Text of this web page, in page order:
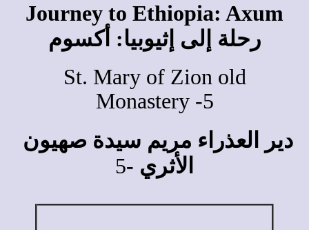
Journey to Ethiopia: Axum
رحلة إلى إثيوبيا: أكسوم
St. Mary of Zion old
Monastery -5
دير العذراء مريم سيدة صهيون
الأثري -5